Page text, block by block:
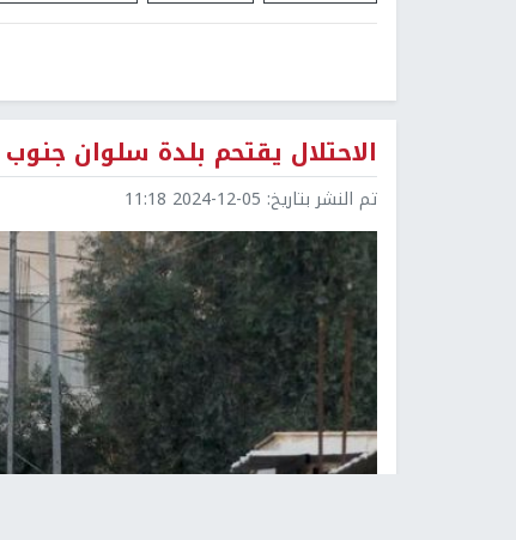
الاحتلال يقتحم بلدة سلوان
تم النشر بتاريخ: 2024-12-05 11:18